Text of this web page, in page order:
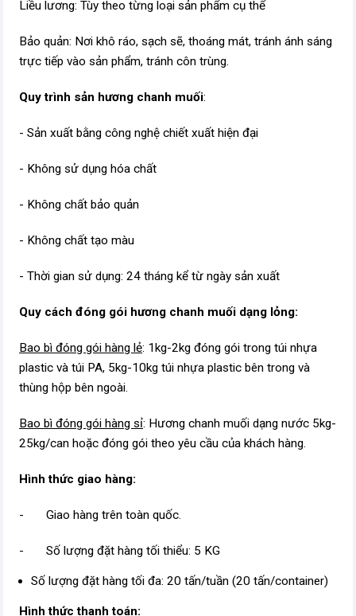
Liều lương: Tùy theo từng loại sản phẩm cụ thể
Bảo quản: Nơi khô ráo, sạch sẽ, thoáng mát, tránh ánh sáng
trực tiếp vào sản phẩm, tránh côn trùng.
Quy trình sản hương chanh muối:
- Sản xuất bằng công nghệ chiết xuất hiện đại
- Không sử dụng hóa chất
- Không chất bảo quản
- Không chất tạo màu
- Thời gian sử dụng: 24 tháng kể từ ngày sản xuất
Quy cách đóng gói hương chanh muối dạng lỏng:
Bao bì đóng gói hàng lẻ: 1kg-2kg đóng gói trong túi nhựa
plastic và túi PA, 5kg-10kg túi nhựa plastic bên trong và
thùng hộp bên ngoài.
Bao bì đóng gói hàng sỉ: Hương chanh muối dạng nước 5kg-
25kg/can hoặc đóng gói theo yêu cầu của khách hàng.
Hình thức giao hàng:
- Giao hàng trên toàn quốc.
- Số lượng đặt hàng tối thiểu: 5 KG
Số lượng đặt hàng tối đa: 20 tấn/tuần (20 tấn/container)
Hình thức thanh toán: